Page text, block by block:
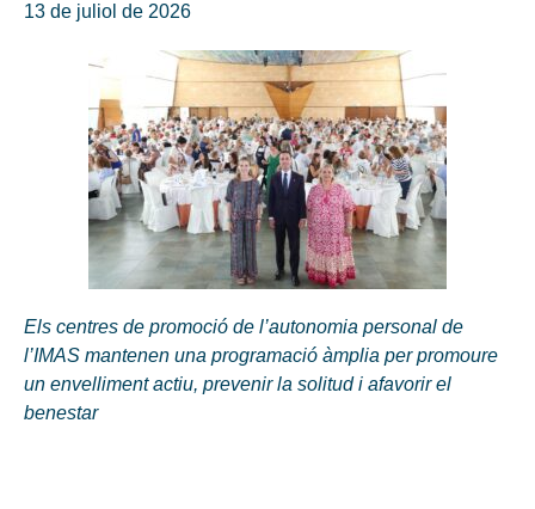
13 de juliol de 2026
Els centres de promoció de l’autonomia personal de
l’IMAS mantenen una programació àmplia per promoure
un envelliment actiu, prevenir la solitud i afavorir el
benestar